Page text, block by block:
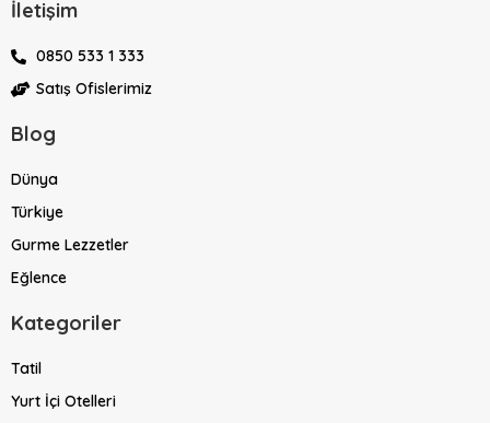
İletişim
0850 533 1 333
Satış Ofislerimiz
Blog
Dünya
Türkiye
Gurme Lezzetler
Eğlence
Kategoriler
Tatil
Yurt İçi Otelleri